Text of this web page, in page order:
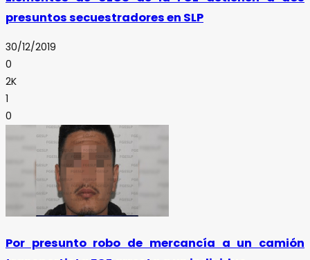
presuntos secuestradores en SLP
30/12/2019
0
2K
1
0
Por presunto robo de mercancía a un camión